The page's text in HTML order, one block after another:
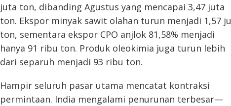
juta ton, dibanding Agustus yang mencapai 3,47 juta
ton. Ekspor minyak sawit olahan turun menjadi 1,57
ton, sementara ekspor CPO anjlok 81,58% menjadi
hanya 91 ribu ton. Produk oleokimia juga turun lebih
dari separuh menjadi 93 ribu ton.
Hampir seluruh pasar utama mencatat kontraksi
permintaan. India mengalami penurunan terbesar—